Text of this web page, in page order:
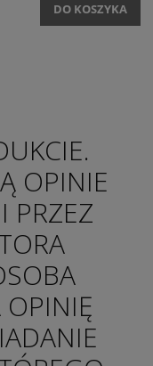
DO KOSZYKA
OPINIE
PRZEZ
OPINIĘ